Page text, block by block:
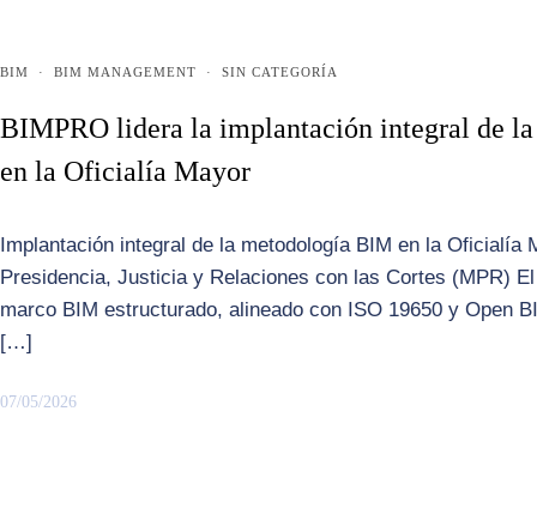
BIM · BIM MANAGEMENT · SIN CATEGORÍA
BIMPRO lidera la implantación integral de
en la Oficialía Mayor
Implantación integral de la metodología BIM en la Oficialía
Presidencia, Justicia y Relaciones con las Cortes (MPR)
marco BIM estructurado, alineado con ISO 19650 y Open
[…]
07/05/2026